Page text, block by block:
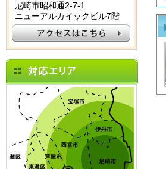
尼崎市昭和通2-7-1
ニューアルカイックビル7階